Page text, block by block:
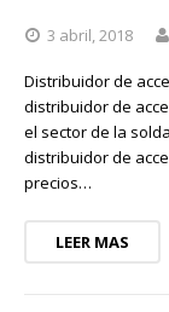
3 abril, 2018
Distribuidor de
distribuidor de
el sector de la
distribuidor de
precios…
LEER MAS